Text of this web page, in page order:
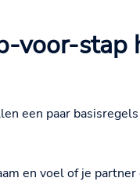
voor-stap
een paar
en voel of je